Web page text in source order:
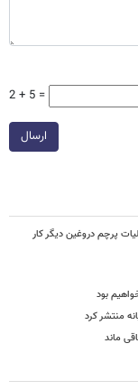
2 + 5 =
ارسال
پرچم دروغین دیگر کار
بود
منتشر کرد
ماند